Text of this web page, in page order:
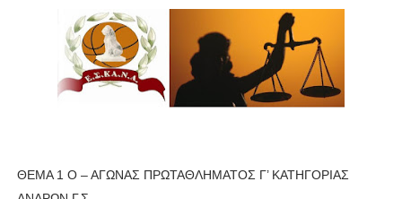
ΚΟΡΑΣΙΔΕΣ : Ο Κρόνος Αγίου Δημητρίου τιμήθηκε από το ΔΣ
TEΛΙΚΟΣ ΚΥΠΕΛΛΟΥ: Κυπελλούχος ο Μανδραϊκός σε ματς
ΧΡΟΝΙΑ ΠΟΛΛΑ ΣΤΟ ΕΛΛΗΝΙΚΟ ΜΠΑΣΚΕΤ : 39Η ΕΠΕΤΕΙΟΣ ΑΠΟ
U21: Τεράστια πρόκριση για τον Πανελευσινιακό στον
ΘΕΜΑ 1 Ο – ΑΓΩΝΑΣ ΠΡΩΤΑΘΛΗΜΑΤΟΣ Γ’ ΚΑΤΗΓΟΡΙΑΣ